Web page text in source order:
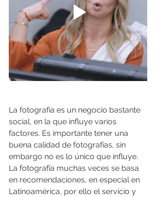
La fotografía es un negocio bastante
social, en la que influye varios
factores. Es importante tener una
buena calidad de fotografías, sin
embargo no es lo único que influye.
La fotografía muchas veces se basa
en recomendaciones, en especial en
Latinoamérica, por ello el servicio y